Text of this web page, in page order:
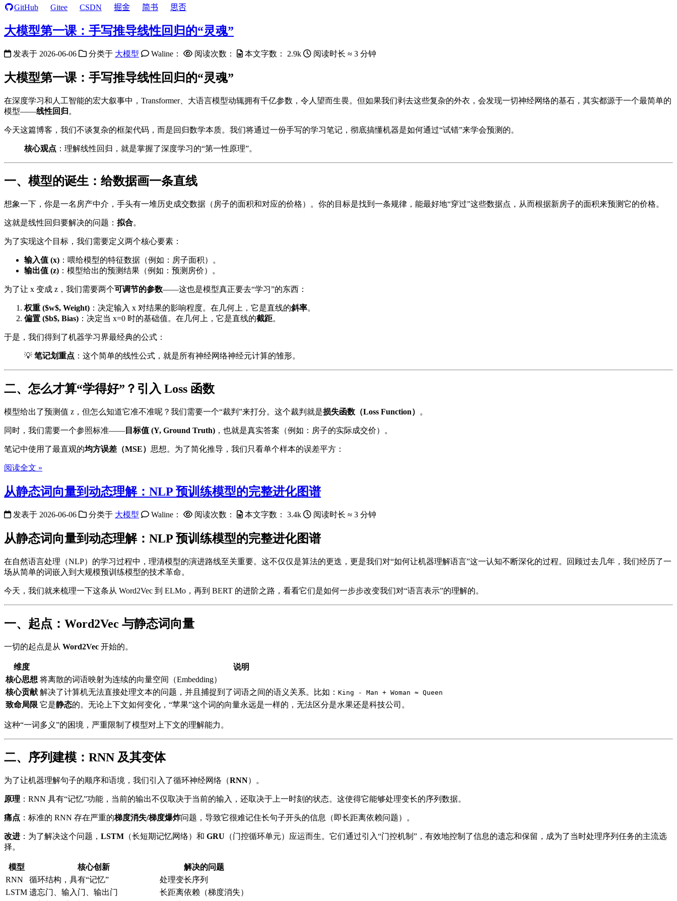
GitHub
Gitee CSDN 掘金 简书 思否
大模型第一课：手写推导线性回归的“灵魂”
发表于 2026-06-06 分类于 大模型 Waline： 阅读次数： 本文字数： 2.9k 阅读时长 ≈ 3 分钟
大模型第一课：手写推导线性回归的“灵魂”
在深度学习和人工智能的宏大叙事中，Transformer、大语言模型动辄拥有千亿参数，令人望而生畏。但如果我们剥去这些复杂的外衣，会发现一切神经网络的基石，其实都源于一个最简单的
模型——线性回归 。
今天这篇博客，我们不谈复杂的框架代码，而是回归数学本质。我们将通过一份手写的学习笔记，彻底搞懂机器是如何通过“试错”来学会预测的。
核心观点 ：理解线性回归，就是掌握了深度学习的“第一性原理”。
一、模型的诞生：给数据画一条直线
想象一下，你是一名房产中介，手头有一堆历史成交数据（房子的面积和对应的价格）。你的目标是找到一条规律，能最好地“穿过”这些数据点，从而根据新房子的面积来预测它的价格。
这就是线性回归要解决的问题： 拟合。
为了实现这个目标，我们需要定义两个核心要素：
输入值 (x) ：喂给模型的特征数据（例如：房子面积）。
输出值 (z) ：模型给出的预测结果（例如：预测房价）。
为了让 x 变成 z，我们需要两个可调节的参数——这也是模型真正要去“学习”的东西：
权重 ($w$, Weight) ：决定输入 x 对结果的影响程度。在几何上，它是直线的斜率。
偏置 ($b$, Bias) ：决定当 x=0 时的基础值。在几何上，它是直线的截距。
于是，我们得到了机器学习界最经典的公式：
💡 笔记划重点 ：这个简单的线性公式，就是所有神经网络神经元计算的雏形。
二、怎么才算“学得好”？引入 Loss 函数
模型给出了预测值 z，但怎么知道它准不准呢？我们需要一个“裁判”来打分。这个裁判就是损失函数（Loss Function） 。
同时，我们需要一个参照标准—— 目标值 (Y, Ground Truth) ，也就是真实答案（例如：房子的实际成交价）。
笔记中使用了最直观的均方误差（MSE） 思想。为了简化推导，我们只看单个样本的误差平方：
阅读全文 »
从静态词向量到动态理解：NLP 预训练模型的完整进化图谱
发表于 2026-06-06 分类于 大模型 Waline： 阅读次数： 本文字数： 3.4k 阅读时长 ≈ 3 分钟
从静态词向量到动态理解：NLP 预训练模型的完整进化图谱
在自然语言处理（NLP）的学习过程中，理清模型的演进路线至关重要。这不仅仅是算法的更迭，更是我们对“如何让机器理解语言”这一认知不断深化的过程。回顾过去几年，我们经历了一
场从简单的词嵌入到大规模预训练模型的技术革命。
今天，我们就来梳理一下这条从 Word2Vec 到 ELMo，再到 BERT 的进阶之路，看看它们是如何一步步改变我们对“语言表示”的理解的。
一、起点：Word2Vec 与静态词向量
一切的起点是从 Word2Vec 开始的。
维度
说明
核心思想 将离散的词语映射为连续的向量空间（Embedding）
核心贡献 解决了计算机无法直接处理文本的问题，并且捕捉到了词语之间的语义关系。比如： King - Man + Woman ≈ Queen
致命局限 它是静态的。无论上下文如何变化，“苹果”这个词的向量永远是一样的，无法区分是水果还是科技公司。
这种“一词多义”的困境，严重限制了模型对上下文的理解能力。
二、序列建模：RNN 及其变体
为了让机器理解句子的顺序和语境，我们引入了循环神经网络（RNN）。
原理 ：RNN 具有“记忆”功能，当前的输出不仅取决于当前的输入，还取决于上一时刻的状态。这使得它能够处理变长的序列数据。
痛点 ：标准的 RNN 存在严重的梯度消失/梯度爆炸问题，导致它很难记住长句子开头的信息（即长距离依赖问题）。
改进 ：为了解决这个问题， LSTM （长短期记忆网络）和 GRU （门控循环单元）应运而生。它们通过引入“门控机制”，有效地控制了信息的遗忘和保留，成为了当时处理序列任务的主流选
择。
模型 核心创新
解决的问题
RNN
循环结构，具有“记忆”
处理变长序列
LSTM 遗忘门、输入门、输出门
长距离依赖（梯度消失）